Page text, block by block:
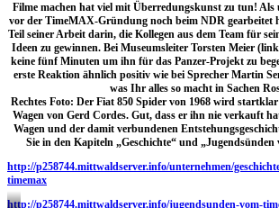
Filme machen hat viel mit Überredungskunst zu tun! Als
vor der TimeMAX-Gründung noch beim NDR gearbeitet
Teil seiner Arbeit darin, die Kollegen aus dem Team für
Ideen zu gewinnen. Bei Museumsleiter Torsten Meier
keine fünf Minuten um ihn für das Panzer-Projekt zu
erste Reaktion ähnlich positiv wie bei Sprecher Martin
was Ihr alles so macht in Sachen
Rechtes Foto: Der Fiat 850 Spider von 1968 wird
Wagen von Gerd Cordes. Gut, dass er ihn nie verkauft
Wagen und der damit verbundenen
Sie in den Kapiteln „Geschichte“ und
http://p258744.mittwaldserver.info/unternehmen/
timemax
http://p258744.mittwaldserver.info/jugendsunden-vom-